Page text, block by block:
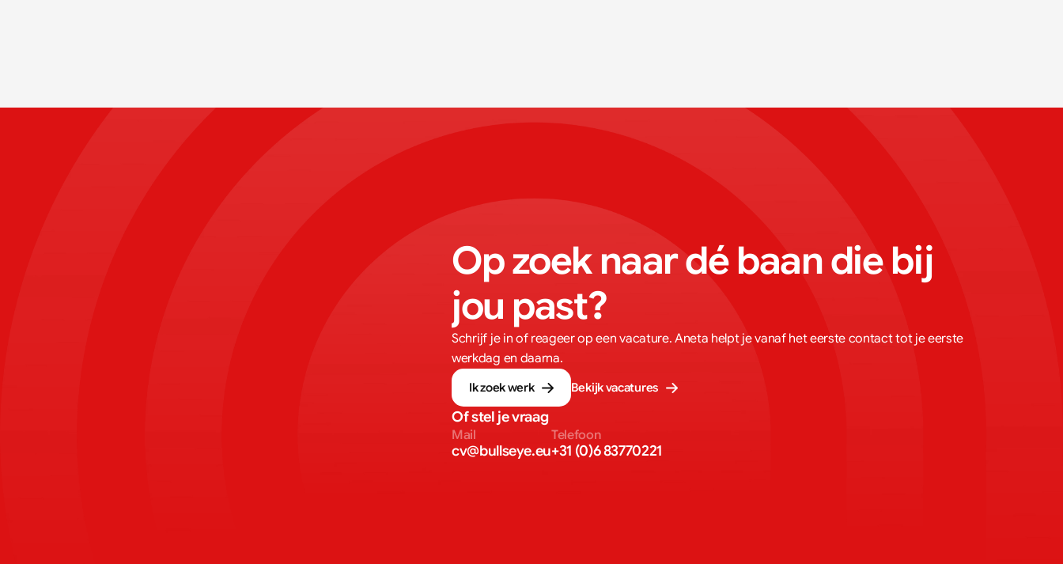
Op zoek naar dé baan die bij
jou past?
Schrijf je in of reageer op een vacature. Aneta helpt je vanaf het eerste contact tot je eerste
werkdag en daarna.
Ik zoek werk Bekijk vacatures
Of stel je vraag
Mail
cv@bullseye.eu
Telefoon
+31 (0)6 83770221